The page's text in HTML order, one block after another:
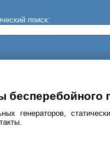
поиск:
бесперебойного
генераторов,